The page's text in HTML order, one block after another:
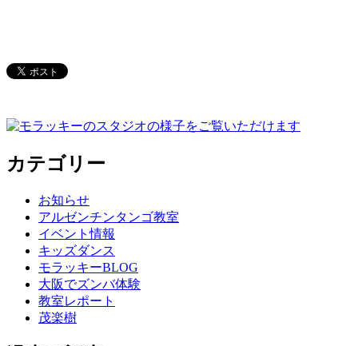
カテゴリー
お知らせ
アルゼンチンタンゴ教室
イベント情報
キッズダンス
モラッキーBLOG
大阪でズンバ体験
教室レポート
茂楽樹